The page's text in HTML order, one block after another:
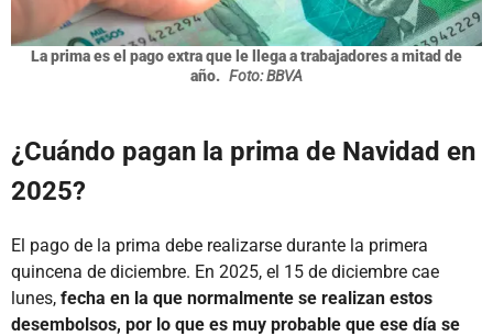
La prima es el pago extra que le llega a trabajadores a mitad de
año. Foto: BBVA
¿Cuándo pagan la prima de Navidad en
2025?
El pago de la prima debe realizarse durante la primera
quincena de diciembre. En 2025, el 15 de diciembre cae
lunes, fecha en la que normalmente se realizan estos
desembolsos, por lo que es muy probable que ese día se